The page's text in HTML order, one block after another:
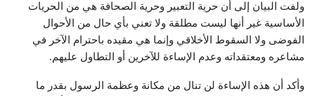
ولفت البيان إلى أن حرية التعبير وحرية الصحافة هي من الحريات
الأساسية غير أنها ليست مطلقة ولا تعني بأي حال من الأحوال
الفوضى ولا السقوط الأخلاقي وإنما هي مقيده باحترام الآخر في
مشاعره ومعتقداته وعدم الإساءة للآخرين أو التطاول عليهم.
وأكد أن هذه الإساءة لن تنال من مكانة وعظمة الرسول بقدر ما